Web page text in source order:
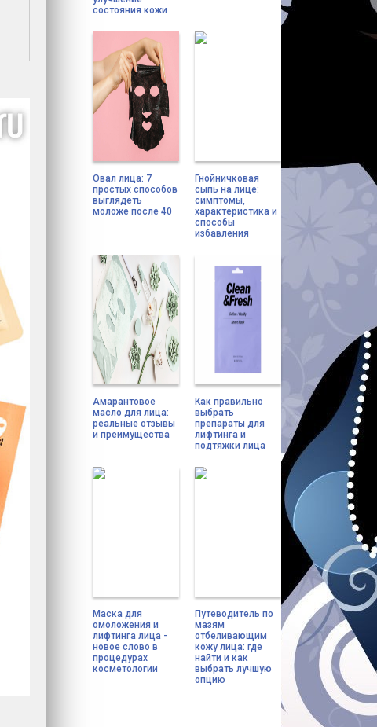
состояния кожи
Овал лица: 7
простых способов
выглядеть
моложе после 40
Гнойничковая
сыпь на лице:
симптомы,
характеристика и
способы
избавления
Амарантовое
масло для лица:
реальные отзывы
и преимущества
Как правильно
выбрать
препараты для
лифтинга и
подтяжки лица
Маска для
омоложения и
лифтинга лица -
новое слово в
процедурах
косметологии
Путеводитель по
мазям
отбеливающим
кожу лица: где
найти и как
выбрать лучшую
опцию